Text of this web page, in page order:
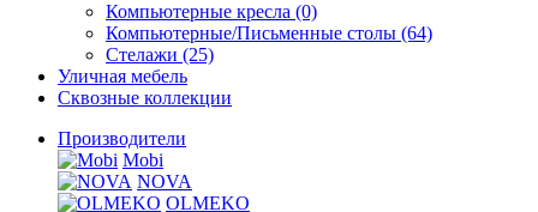
Компьютерные кресла (0)
Компьютерные/Письменные столы (64)
Стелажи (25)
Уличная мебель
Сквозные коллекции
Производители
Mobi
NOVA
OLMEKO